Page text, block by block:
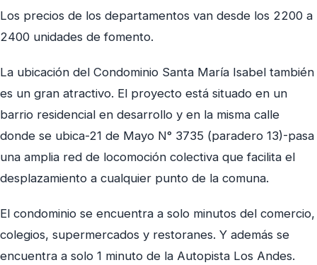
Los precios de los departamentos van desde los 2200 a
2400 unidades de fomento.
La ubicación del Condominio Santa María Isabel también
es un gran atractivo. El proyecto está situado en un
barrio residencial en desarrollo y en la misma calle
donde se ubica-21 de Mayo N° 3735 (paradero 13)-pasa
una amplia red de locomoción colectiva que facilita el
desplazamiento a cualquier punto de la comuna.
El condominio se encuentra a solo minutos del comercio,
colegios, supermercados y restoranes. Y además se
encuentra a solo 1 minuto de la Autopista Los Andes.